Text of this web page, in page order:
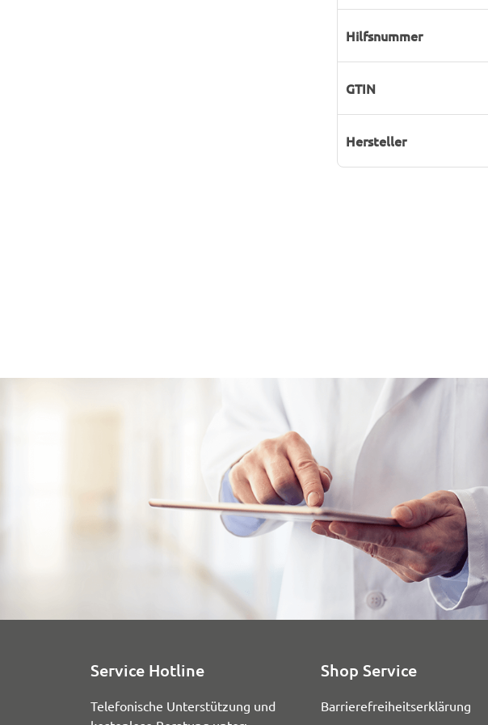
Hilfsnummer
GTIN
Hersteller
Service Hotline
Telefonische Unterstützung und
Shop Service
Barrierefreiheitserklärung